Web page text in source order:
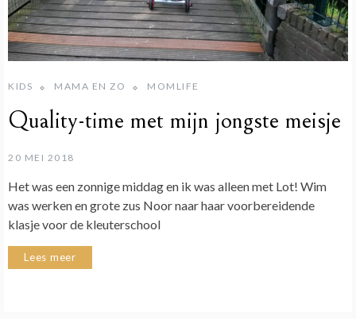
KIDS MAMA EN ZO MOMLIFE
Quality-time met mijn jongste meisje
20 MEI 2018
Het was een zonnige middag en ik was alleen met Lot! Wim
was werken en grote zus Noor naar haar voorbereidende
klasje voor de kleuterschool
Lees meer